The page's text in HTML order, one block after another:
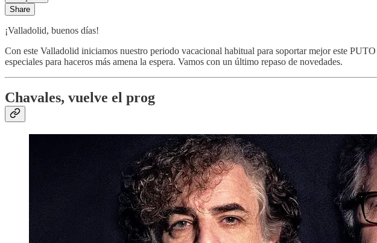
Share
¡Valladolid, buenos días!
Con este Valladolid iniciamos nuestro periodo vacacional habitual para soportar mejor este
especiales para haceros más amena la espera. Vamos con un último repaso de novedades.
Chavales, vuelve el prog